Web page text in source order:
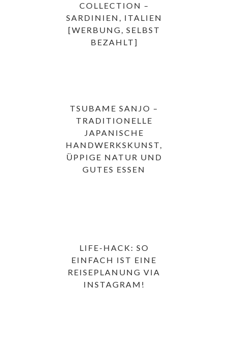
COLLECTION –
SARDINIEN, ITALIEN
[WERBUNG, SELBST
BEZAHLT]
TSUBAME SANJO –
TRADITIONELLE
JAPANISCHE
HANDWERKSKUNST,
ÜPPIGE NATUR UND
GUTES ESSEN
LIFE-HACK: SO
EINFACH IST EINE
REISEPLANUNG VIA
INSTAGRAM!